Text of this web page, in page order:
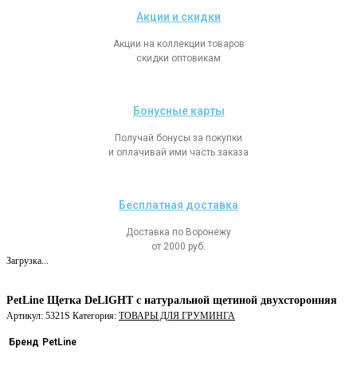
Акции и скидки
Акции на коллекции товаров
скидки оптовикам
Бонусные карты
Получай бонусы за покупки
и оплачивай ими часть заказа
Бесплатная доставка
Доставка по Воронежу
от 2000 руб.
Загрузка...
PetLine Щетка DeLIGHT с натуральной щетиной двухсторонняя
Артикул: 5321S Категория: ТОВАРЫ ДЛЯ ГРУМИНГА
Бренд PetLine